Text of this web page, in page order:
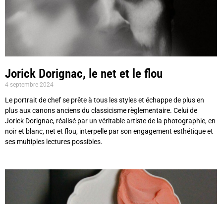
Jorick Dorignac, le net et le flou
4 septembre 2024
Le portrait de chef se prête à tous les styles et échappe de plus en
plus aux canons anciens du classicisme règlementaire. Celui de
Jorick Dorignac, réalisé par un véritable artiste de la photographie, en
noir et blanc, net et flou, interpelle par son engagement esthétique et
ses multiples lectures possibles.